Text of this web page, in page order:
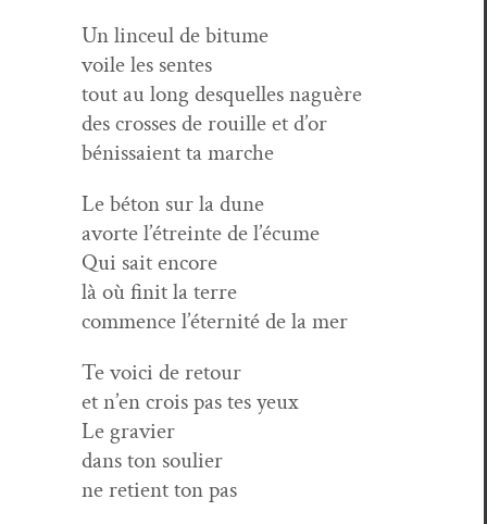
Un linceul de bitume
voile les sentes
tout au long desquelles naguère
des cross­es de rouille et d’or
bénis­saient ta marche
Le béton sur la dune
avorte l’étreinte de l’écume
Qui sait encore
là où finit la terre
com­mence l’éternité de la mer
Te voici de retour
et n’en crois pas tes yeux
Le gravier
dans ton soulier
ne retient ton pas